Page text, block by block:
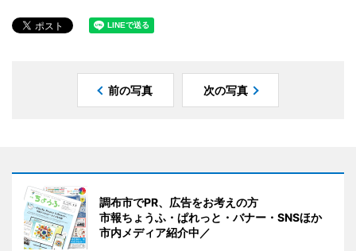
前の写真 次の写真
調布市でPR、広告をお考えの方
市報ちょうふ・ぱれっと・バナー・SNSほか
市内メディア紹介中／